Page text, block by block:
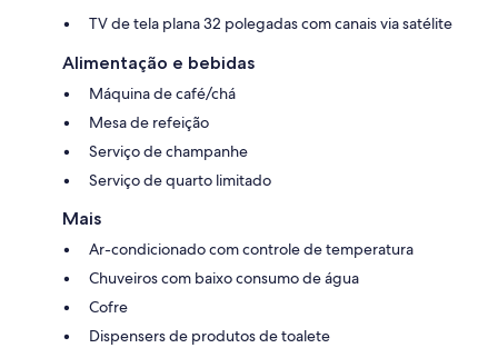
TV de tela plana 32 polegadas com canais via satélite
Alimentação e bebidas
Máquina de café/chá
Mesa de refeição
Serviço de champanhe
Serviço de quarto limitado
Mais
Ar-condicionado com controle de temperatura
Chuveiros com baixo consumo de água
Cofre
Dispensers de produtos de toalete